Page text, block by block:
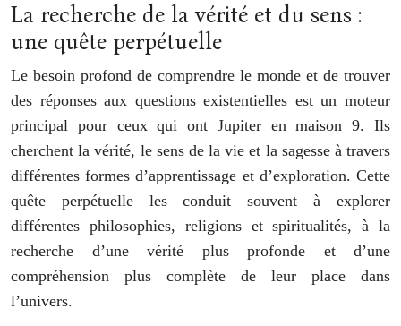
La recherche de la vérité et du sens :
une quête perpétuelle
Le besoin profond de comprendre le monde et de trouver
des réponses aux questions existentielles est un moteur
principal pour ceux qui ont Jupiter en maison 9. Ils
cherchent la vérité, le sens de la vie et la sagesse à travers
différentes formes d’apprentissage et d’exploration. Cette
quête perpétuelle les conduit souvent à explorer
différentes philosophies, religions et spiritualités, à la
recherche d’une vérité plus profonde et d’une
compréhension plus complète de leur place dans
l’univers.